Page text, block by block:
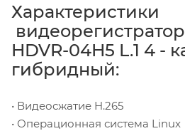
Характеристики
HDVR-04H5 L.1 4 -
гибридный:
• Видеосжатие H.265
• Операционная система Linux